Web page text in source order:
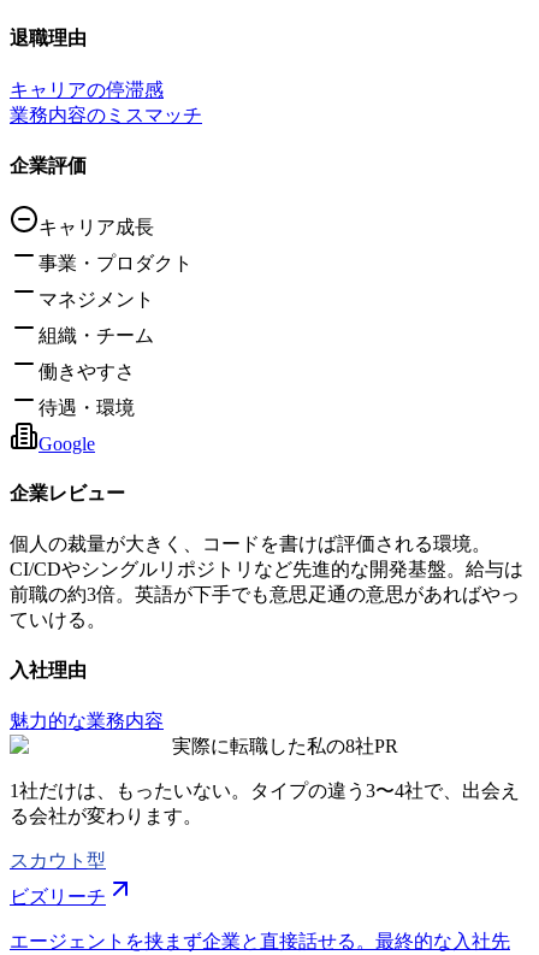
退職理由
キャリアの停滞感
業務内容のミスマッチ
企業評価
キャリア成長
事業・プロダクト
マネジメント
組織・チーム
働きやすさ
待遇・環境
Google
企業レビュー
個人の裁量が大きく、コードを書けば評価される環境。
CI/CDやシングルリポジトリなど先進的な開発基盤。給与は
前職の約3倍。英語が下手でも意思疋通の意思があればやっ
ていける。
入社理由
魅力的な業務内容
実際に転職した私の8社PR
1社だけは、もったいない。タイプの違う 3〜4社で、出会え
る会社が変わります。
スカウト型
ビズリーチ
エージェントを挟まず企業と直接話せる。最終的な入社先